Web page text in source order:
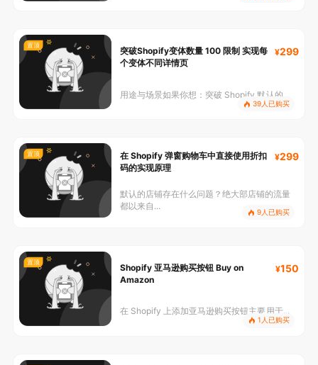
置顶
突破Shopify变体数量 100 限制 实现每
个变体不同详情页
299
用途与场景如果你想：突破 Shopify 默认的...
39人已购买
置顶
在 Shopify 弹窗购物车中直接使用折扣
码的实现原理
299
默认的店铺存在什么问题？绝大部店铺的流量
都以来自...
9人已购买
置顶
Shopify 亚马逊购买按钮 Buy on
Amazon
150
在 Shopify 上添加亚马逊购买按钮主要用于...
1人已购买